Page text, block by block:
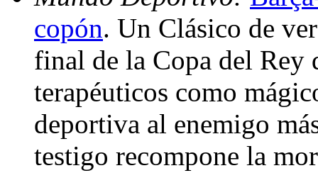
copón. Un Clásico de
final de la Copa del Rey
terapéuticos como
deportiva al enemigo
testigo recompone la